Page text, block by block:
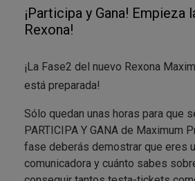
suavidad.
variedades distintas que
TRIsolid?: Rexona Women
limpieza; Rexona Women
Sensitive Dry, que protege contra
las axilas, y Rexona Women
Confidence, que contiene una
¡Participa y Gana! Empieza
Rexona!
¡La Fase2 del nuevo Rexona
está preparada!
Sólo quedan unas horas para que
PARTICIPA Y GANA de Maximum
fase deberás demostrar que eres
comunicadora y cuánto sabes